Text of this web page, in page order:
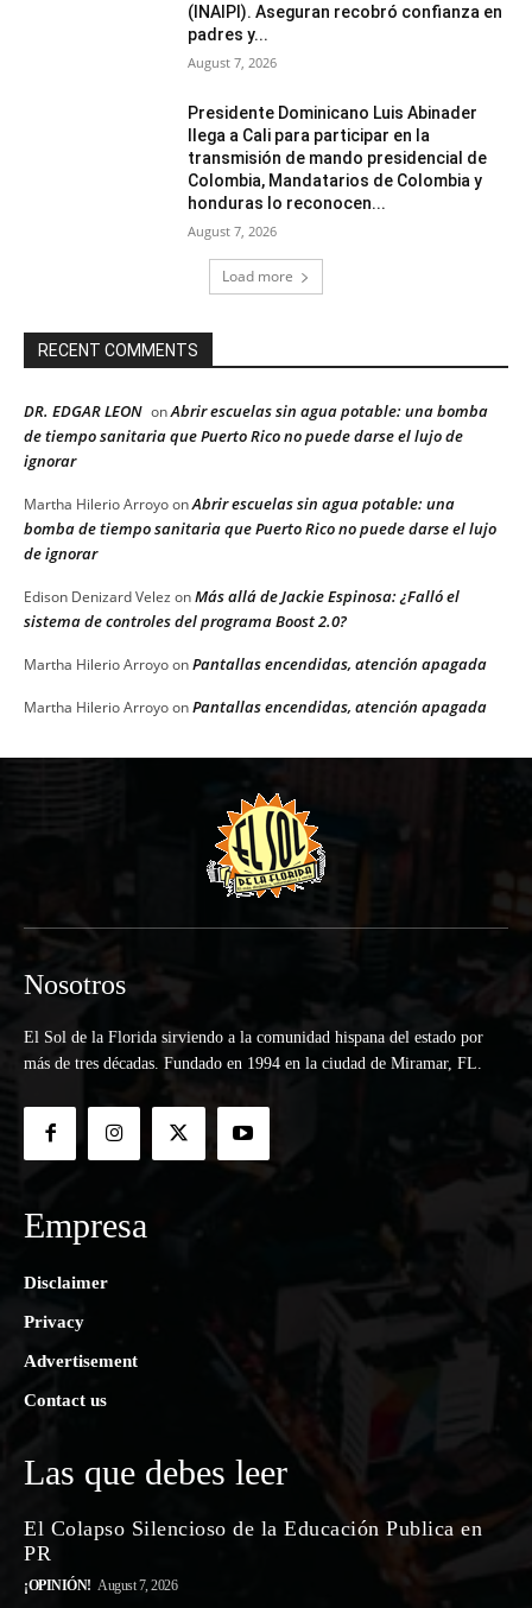
(INAIPI). Aseguran recobró confianza en
padres y...
August 7, 2026
Presidente Dominicano Luis Abinader
llega a Cali para participar en la
transmisión de mando presidencial de
Colombia, Mandatarios de Colombia y
honduras lo reconocen...
August 7, 2026
Load more
RECENT COMMENTS
DR. EDGAR LEON onAbrir escuelas sin agua potable: una bomba
de tiempo sanitaria que Puerto Rico no puede darse el lujo de
ignorar
Martha Hilerio ArroyoonAbrir escuelas sin agua potable: una
bomba de tiempo sanitaria que Puerto Rico no puede darse el lujo
de ignorar
Edison Denizard Velez onMás allá de Jackie Espinosa: ¿Falló el
sistema de controles del programa Boost 2.0?
Martha Hilerio ArroyoonPantallas encendidas, atención apagada
Martha Hilerio ArroyoonPantallas encendidas, atención apagada
Nosotros
El Sol de la Florida sirviendo a la comunidad hispana del estado por
más de tres décadas. Fundado en 1994 en la ciudad de Miramar, FL.
Empresa
Disclaimer
Privacy
Advertisement
Contact us
Las que debes leer
El Colapso Silencioso de la Educación Publica en
PR
¡OPINIÓN! August 7, 2026